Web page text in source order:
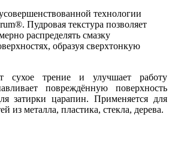
технологии
Пудровая текстура позволяет
распределять смазку
образуя сверхтонкую
сухое трение и улучшает работу
повреждённую поверхность
затирки царапин. Применяется для
из металла, пластика, стекла, дерева.